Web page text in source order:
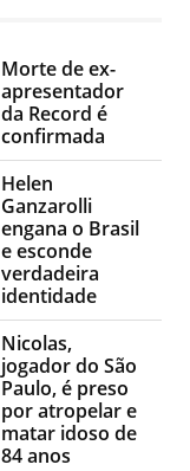
Morte de ex-
apresentador
da Record é
confirmada
Helen
Ganzarolli
engana o Brasil
e esconde
verdadeira
identidade
Nicolas,
jogador do São
Paulo, é preso
por atropelar e
matar idoso de
84 anos